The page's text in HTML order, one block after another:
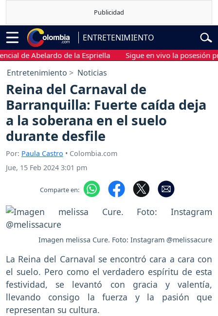
ENTRETENIMIENTO
Abelardo de la Espriella Sigue en vivo la posesión
Entretenimiento Noticias
Reina del Carnaval de
Barranquilla: Fuerte caída deja
a la soberana en el suelo
durante desfile
Por: Paula Castro • Colombia.com
Jue, 15 Feb 2024 3:01 pm
Comparte en:
Imagen melissa Cure. Foto: Instagram @melissacure
La Reina del Carnaval se encontró cara a cara con
el suelo. Pero como el verdadero espíritu de esta
festividad, se levantó con gracia y valentía,
llevando consigo la fuerza y la pasión que
representan su cultura.